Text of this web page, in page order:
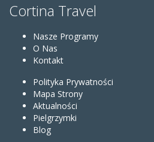
Cortina Travel
Nasze Programy
O Nas
Kontakt
Polityka Prywatności
Mapa Strony
Aktualności
Pielgrzymki
Blog